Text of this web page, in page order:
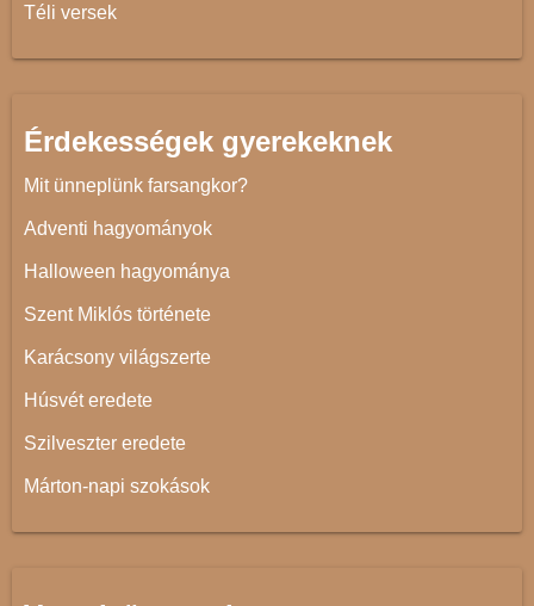
Téli versek
Érdekességek gyerekeknek
Mit ünneplünk farsangkor?
Adventi hagyományok
Halloween hagyománya
Szent Miklós története
Karácsony világszerte
Húsvét eredete
Szilveszter eredete
Márton-napi szokások